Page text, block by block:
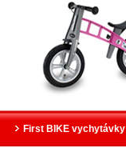
First BIKE vychytávky